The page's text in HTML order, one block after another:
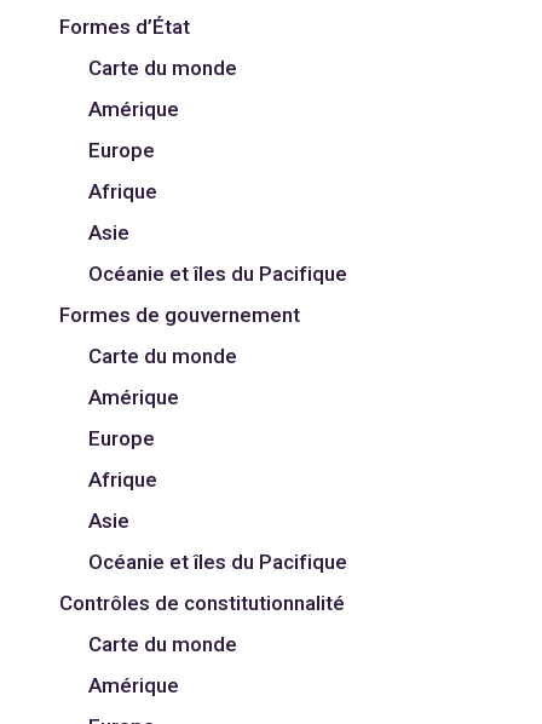
Formes d’État
Carte du monde
Amérique
Europe
Afrique
Asie
Océanie et îles du Pacifique
Formes de gouvernement
Carte du monde
Amérique
Europe
Afrique
Asie
Océanie et îles du Pacifique
Contrôles de constitutionnalité
Carte du monde
Amérique